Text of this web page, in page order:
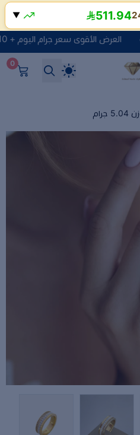
العرض الأقوى سعر جرام اليوم + 10 ريال مصنعية + الضريبه انقر هنا لتصفح المنتجات
ماسة السعادة للذهب
0
511.94
▼